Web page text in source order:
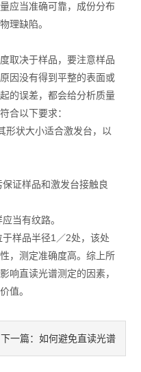
应当准确可靠，成份分布
理缺陷。
决于样品，要注意样品
因没有得到平整的表面或
的误差，都会给分析质量
合以下要求：
状大小适合激发台，以
证样品和激发台接触良
当有纹路。
样品半径1／2处，该处
，测定准确度高。综上所
响直读光谱测定的因素，
值。
下一篇： 如何避免直读光谱